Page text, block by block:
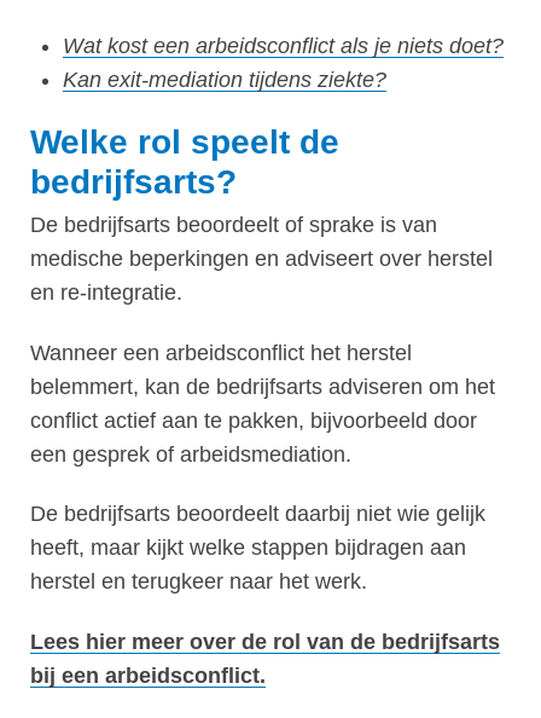
Wat kost een arbeidsconflict als je niets doet?
Kan exit-mediation tijdens ziekte?
Welke rol speelt de
bedrijfsarts?
De bedrijfsarts beoordeelt of sprake is van
medische beperkingen en adviseert over herstel
en re-integratie.
Wanneer een arbeidsconflict het herstel
belemmert, kan de bedrijfsarts adviseren om het
conflict actief aan te pakken, bijvoorbeeld door
een gesprek of arbeidsmediation.
De bedrijfsarts beoordeelt daarbij niet wie gelijk
heeft, maar kijkt welke stappen bijdragen aan
herstel en terugkeer naar het werk.
Lees hier meer over de rol van de bedrijfsarts
bij een arbeidsconflict.